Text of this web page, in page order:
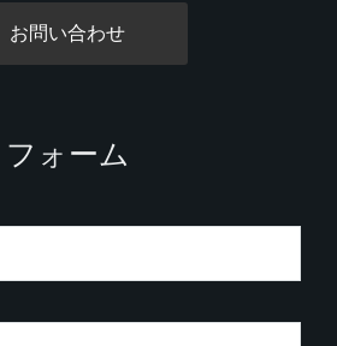
お問い合わせ
フォーム